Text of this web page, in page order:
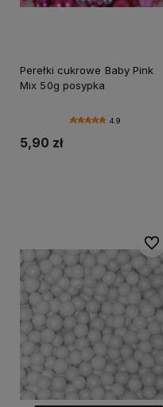
Perełki cukrowe Baby Pink
Mix 50g posypka
4.9
5,90 zł
Do